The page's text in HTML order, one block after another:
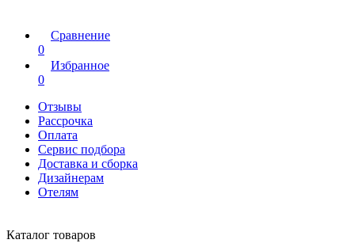
Сравнение
0
Избранное
0
Отзывы
Рассрочка
Оплата
Сервис подбора
Доставка и сборка
Дизайнерам
Отелям
Каталог товаров